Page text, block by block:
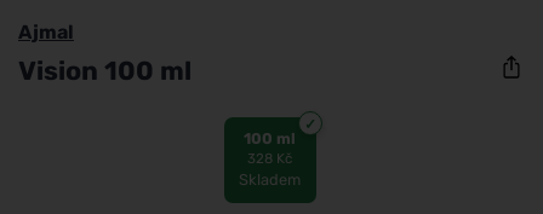
Ajmal
Vision 100 ml
100 ml
328 Kč
Skladem